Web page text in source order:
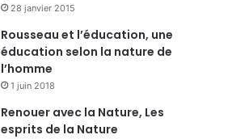
28 janvier 2015
Rousseau et l’éducation, une
éducation selon la nature de
l’homme
1 juin 2018
Renouer avec la Nature, Les
esprits de la Nature